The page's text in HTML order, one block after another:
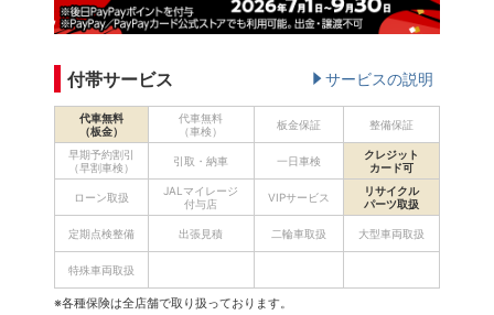
付帯サービス サービスの説明
代車無料
（板金）
代車無料
（車検）
板金保証 整備保証
早期予約割引
（早割車検）
引取・納車 一日車検
クレジット
カード可
ローン取扱
JALマイレージ
付与店
VIPサービス
リサイクル
パーツ取扱
定期点検整備 出張見積 二輪車取扱 大型車両取扱
特殊車両取扱
※各種保険は全店舗で取り扱っております。